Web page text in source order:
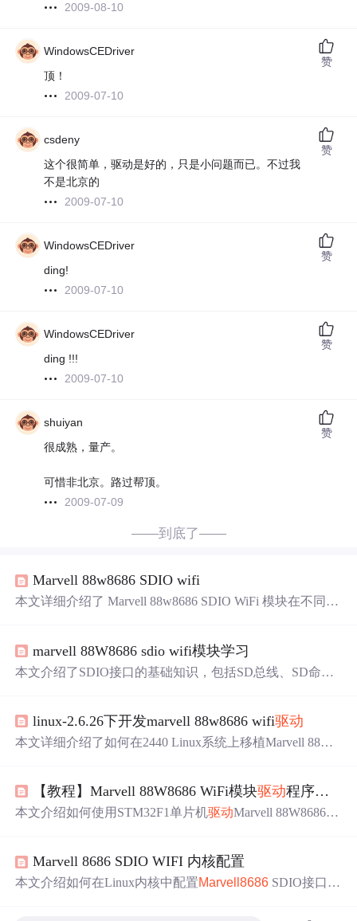
2009-08-10
WindowsCEDriver
顶！
2009-07-10
赞
csdeny
这个很简单，驱动是好的，只是小问题而已。不过我
不是北京的
2009-07-10
赞
WindowsCEDriver
ding!
2009-07-10
赞
WindowsCEDriver
ding !!!
2009-07-10
赞
shuiyan
很成熟，量产。
可惜非北京。路过帮顶。
2009-07-09
赞
——到底了——
Marvell 88w8686 SDIO wifi
本文详细介绍了 Marvell 88w8686 SDIO WiFi 模块在不同硬
理等。
marvell 88W8686 sdio wifi模块学习
本文介绍了SDIO接口的基础知识，包括SD总线、SD命
2进行初始化和数据传输。文中还提供了代码示例，展示了
如何进行SDIO初始化和CMD53命令的使用，以便与WiFi
linux-2.6.26下开发marvell 88w8686 wifi驱动
本文详细介绍了如何在2440 Linux系统上移植Marvell 88w8
【教程】Marvell 88W8686 WiFi模块驱动程序的编写（一）
本文介绍如何使用STM32F1单片机驱动Marvell 88W8686 W
等关键步骤。
Marvell 8686 SDIO WIFI 内核配置
本文介绍如何在Linux内核中配置Marvell8686 SDIO接口的